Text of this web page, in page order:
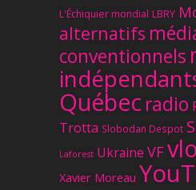
L'Échiquier mondial LBRY
alternatifs
conventionnels
Québec radio
Trotta Slobodan Despot
Laforest Ukraine VF
Xavier Moreau